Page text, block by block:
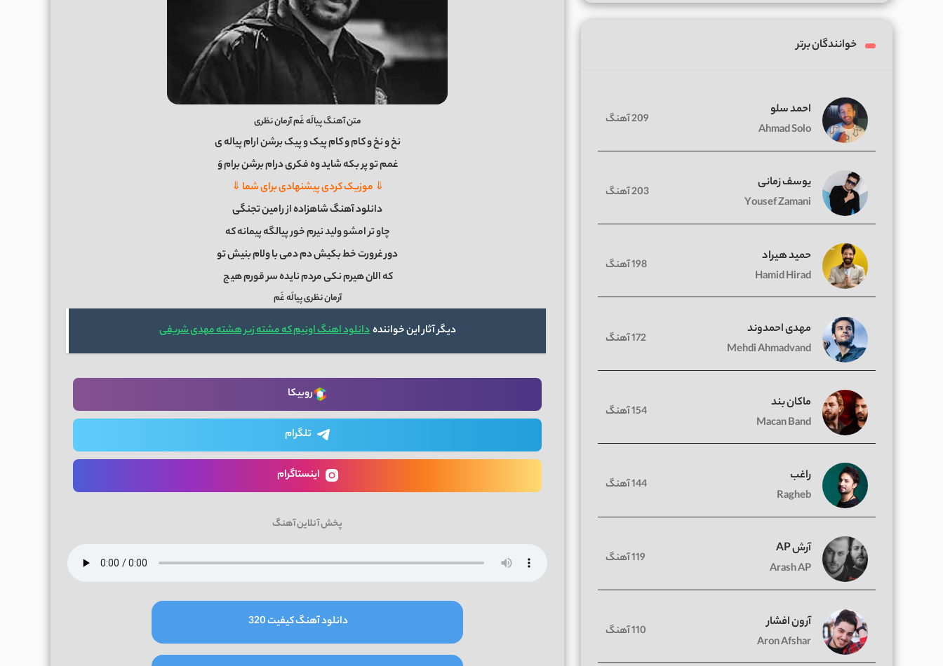
متن آهنگ پیالَه غَم آرمان نظری
نخ و نخ و کام و کام پیک و پیک برشن ارام پیاله ی
غمم تو پر بکه شاید وه فکری درام برشن برام وَ
⇓ موزیک کردی پیشنهادی برای شما ⇓
دانلود آهنگ شاهزاده از رامین تجنگی
چاو تر امشو ولید نیرم خور پیالگه پیمانه که
دور غرورت خط بکیش دم دمی با ولام بنیش تو
که الان هیرم نکی مردم نایده سر قورم هیج
آرمان نظری پیالَه غَم
دیگر آثار این خوانندهدانلود اهنگ اونیم که مشته زیر هشته مهدی شریفی
روبیکا
تلگرام
اینستاگرام
پخش آنلاین آهنگ
دانلود آهنگ کیفیت 320
خوانندگان برتر
احمد سلو
Ahmad Solo
209 آهنگ
یوسف زمانی
Yousef Zamani
203 آهنگ
حمید هیراد
Hamid Hirad
198 آهنگ
مهدی احمدوند
Mehdi Ahmadvand
172 آهنگ
ماکان بند
Macan Band
154 آهنگ
راغب
Ragheb
144 آهنگ
آرش AP
Arash AP
119 آهنگ
آرون افشار
Aron Afshar
110 آهنگ